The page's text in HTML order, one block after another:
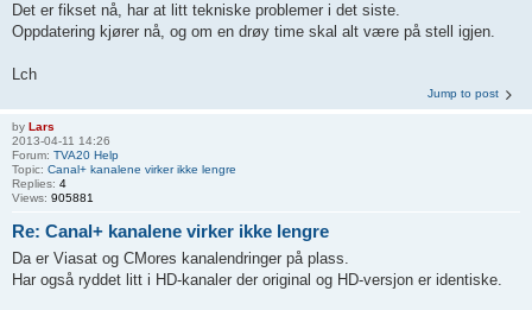
Det er fikset nå, har at litt tekniske problemer i det siste.
Oppdatering kjører nå, og om en drøy time skal alt være på stell igjen.
Lch
Jump to post
by Lars
2013-04-11 14:26
Forum: TVA20 Help
Topic: Canal+ kanalene virker ikke lengre
Replies: 4
Views: 905881
Re: Canal+ kanalene virker ikke lengre
Da er Viasat og CMores kanalendringer på plass.
Har også ryddet litt i HD-kanaler der original og HD-versjon er identiske.